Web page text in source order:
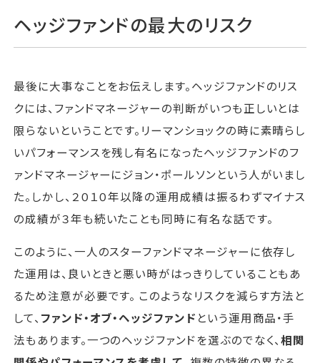
ヘッジファンドの最大のリスク
最後に大事なことをお伝えします。ヘッジファンドのリス
クには、ファンドマネージャーの判断がいつも正しいとは
限らないということです。リーマンショックの時に素晴らし
いパフォーマンスを残し有名になったヘッジファンドのフ
ァンドマネージャーにジョン・ポールソンという人がいまし
た。しかし、２０１０年以降の運用成績は振るわずマイナス
の成績が３年も続いたことも同時に有名な話です。
このように、一人のスターファンドマネージャーに依存し
た運用は、良いときと悪い時がはっきりしていることもあ
るため注意が必要です。 このようなリスクを減らす方法と
して、 ファンド・オブ・ヘッジファンド という運用商品・手
法もあります。一つのヘッジファンドを選ぶのでなく、相関